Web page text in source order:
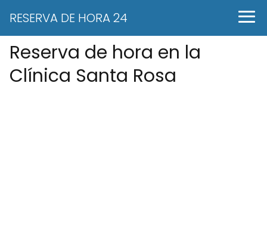
RESERVA DE HORA 24
Reserva de hora en la
Clínica Santa Rosa